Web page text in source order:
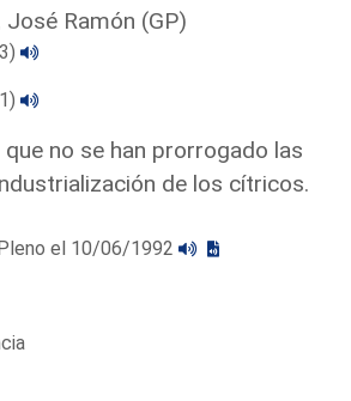
Ramón (GP)
no se han prorrogado las
de los cítricos.
el 10/06/1992